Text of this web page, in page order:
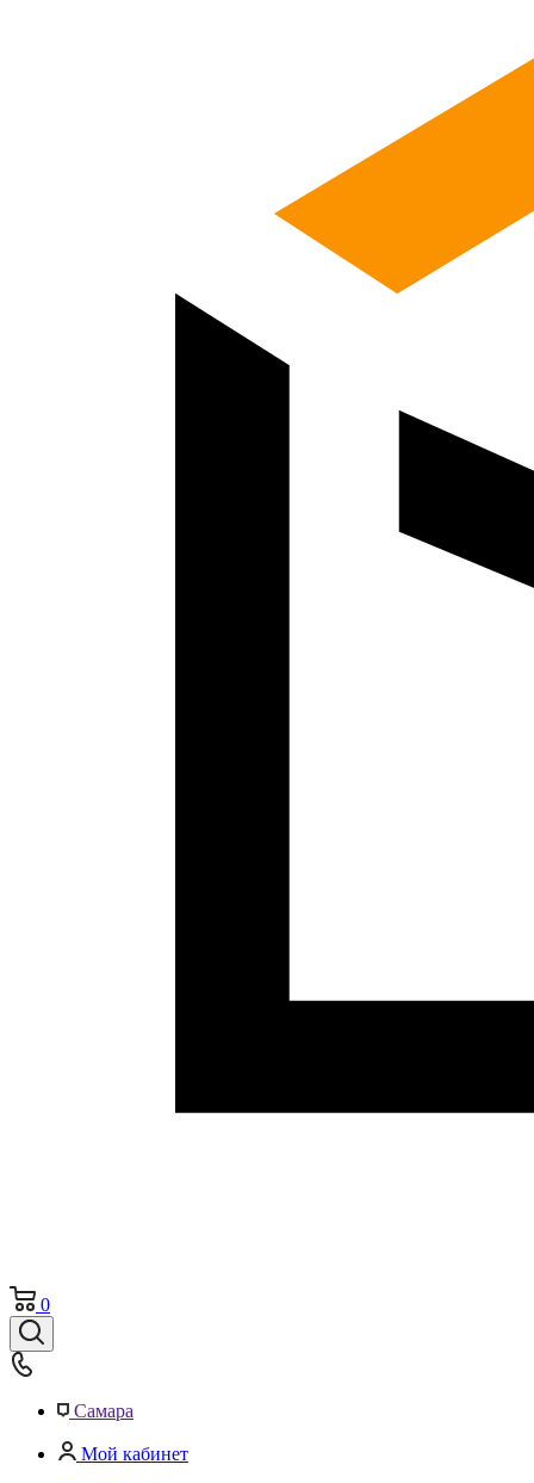
0
Самара
Мой кабинет